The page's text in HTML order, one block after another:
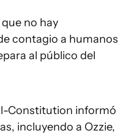
no hay
contagio a humanos
al público del
Constitution informó
incluyendo a Ozzie,